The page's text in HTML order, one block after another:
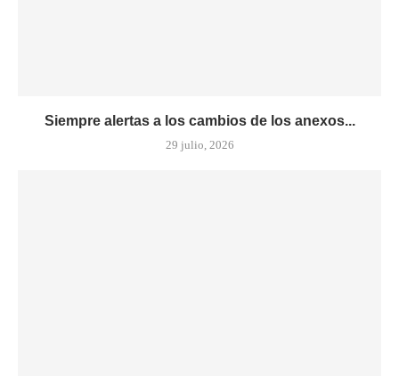
Siempre alertas a los cambios de los anexos...
29 julio, 2026